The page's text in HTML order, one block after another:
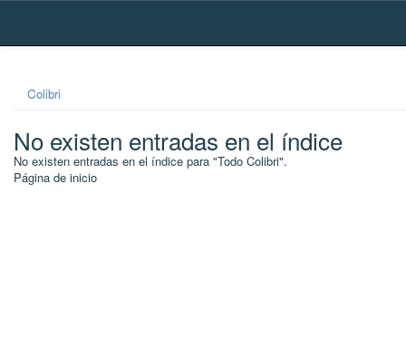
Skip
Colibri
No existen entradas en el índice
No existen entradas en el índice para "Todo Colibri".
Página de inicio